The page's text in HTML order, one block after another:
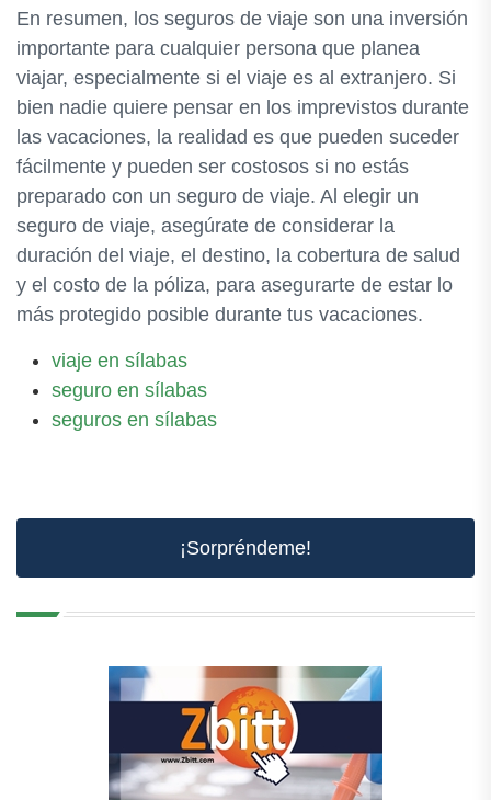
En resumen, los seguros de viaje son una inversión
importante para cualquier persona que planea
viajar, especialmente si el viaje es al extranjero. Si
bien nadie quiere pensar en los imprevistos durante
las vacaciones, la realidad es que pueden suceder
fácilmente y pueden ser costosos si no estás
preparado con un seguro de viaje. Al elegir un
seguro de viaje, asegúrate de considerar la
duración del viaje, el destino, la cobertura de salud
y el costo de la póliza, para asegurarte de estar lo
más protegido posible durante tus vacaciones.
viaje en sílabas
seguro en sílabas
seguros en sílabas
¡Sorpréndeme!